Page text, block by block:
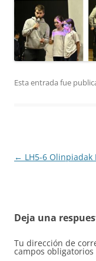
Esta entrada fue
Navegación
← LH5-6 Olinpiadak
Deja una
Tu dirección de
campos